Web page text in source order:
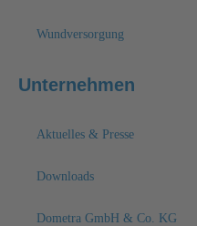
Wundversorgung
Unternehmen
Aktuelles & Presse
Downloads
Dometra GmbH & Co. KG